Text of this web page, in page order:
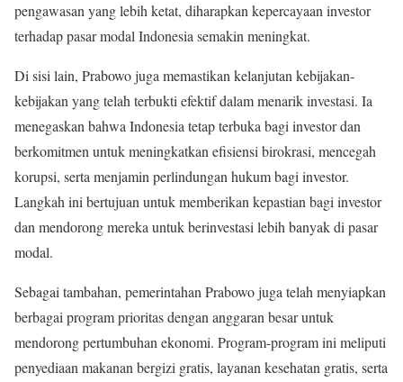
pengawasan yang lebih ketat, diharapkan kepercayaan investor
terhadap pasar modal Indonesia semakin meningkat.
Di sisi lain, Prabowo juga memastikan kelanjutan kebijakan-
kebijakan yang telah terbukti efektif dalam menarik investasi. Ia
menegaskan bahwa Indonesia tetap terbuka bagi investor dan
berkomitmen untuk meningkatkan efisiensi birokrasi, mencegah
korupsi, serta menjamin perlindungan hukum bagi investor.
Langkah ini bertujuan untuk memberikan kepastian bagi investor
dan mendorong mereka untuk berinvestasi lebih banyak di pasar
modal.
Sebagai tambahan, pemerintahan Prabowo juga telah menyiapkan
berbagai program prioritas dengan anggaran besar untuk
mendorong pertumbuhan ekonomi. Program-program ini meliputi
penyediaan makanan bergizi gratis, layanan kesehatan gratis, serta